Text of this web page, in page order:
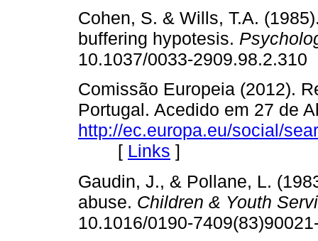
Cohen, S. & Wills, T.A.
buffering hypotesis.
10.1037/0033-
Comissão Europeia (2012).
Portugal. Acedido em 27 de
http://ec.europa.eu/social/
[ Links ]
Gaudin, J., & Pollane, L.
abuse. Children & Youth
10.1016/0190-